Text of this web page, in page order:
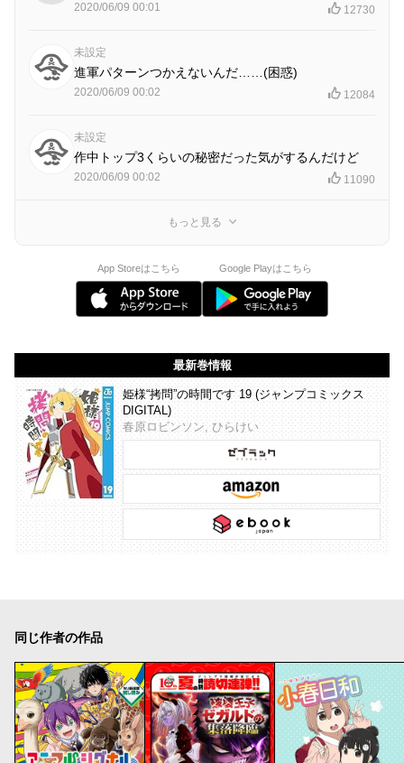
2020/06/09 00:01 12730
未設定
進軍パターンつかえないんだ……(困惑)
2020/06/09 00:02 12084
未設定
作中トップ3くらいの秘密だった気がするんだけど
2020/06/09 00:02 11090
もっと見る
App Storeはこちら Google Playはこちら
最新巻情報
姫様“拷問”の時間です 19 (ジャンプコミックス
DIGITAL)
春原ロビンソン, ひらけい
同じ作者の作品